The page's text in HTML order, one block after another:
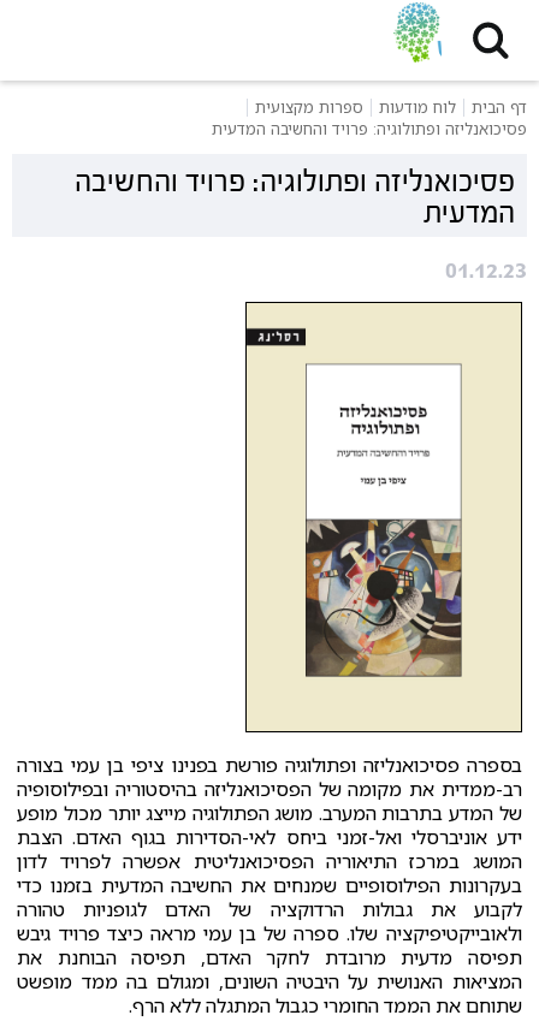
דף הבית לוח מודעות
ספרות מקצועית
פסיכואנליזה ופתולוגיה: פרויד והחשיבה המדעית
פסיכואנליזה ופתולוגיה: פרויד והחשיבה
המדעית
01.12.23
בספרה פסיכואנליזה ופתולוגיה פורשת בפנינו ציפי בן עמי בצורה
רב-ממדית את מקומה של הפסיכואנליזה בהיסטוריה ובפילוסופיה
של המדע בתרבות המערב. מושג הפתולוגיה מייצג יותר מכול מופע
ידע אוניברסלי ואל-זמני ביחס לאי-הסדירות בגוף האדם. הצבת
המושג במרכז התיאוריה הפסיכואנליטית אפשרה לפרויד לדון
בעקרונות הפילוסופיים שמנחים את החשיבה המדעית בזמנו כדי
לקבוע את גבולות הרדוקציה של האדם לגופניות טהורה
ולאובייקטיפיקציה שלו. ספרה של בן עמי מראה כיצד פרויד גיבש
תפיסה מדעית מרובדת לחקר האדם, תפיסה הבוחנת את
המציאות האנושית על היבטיה השונים, ומגולם בה ממד מופשט
שתוחם את הממד החומרי כגבול המתגלה ללא הרף.